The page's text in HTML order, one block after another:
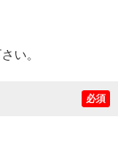
い。
必須